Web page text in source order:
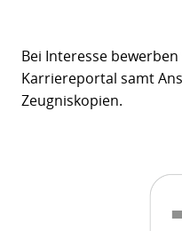
Bei Interesse
Karriereportal samt
Zeugniskopien.